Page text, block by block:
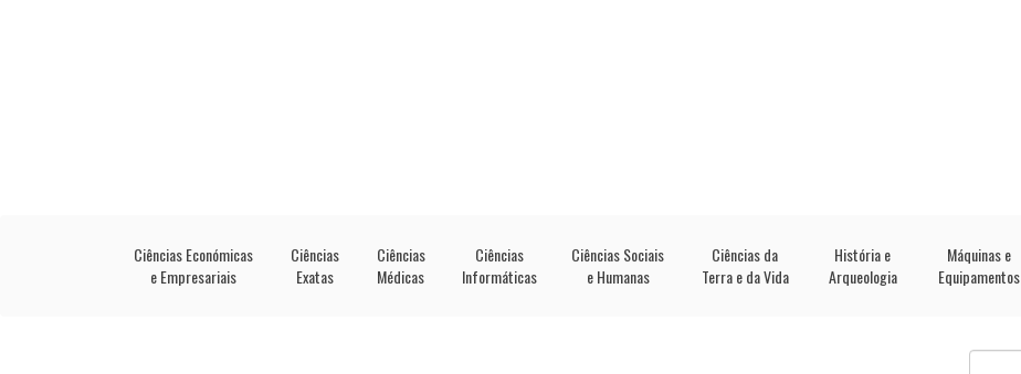
Ciências Económicas
e Empresariais
Ciências
Exatas
Ciências
Médicas
Ciências
Informáticas
Ciências Sociais
e Humanas
Ciências da
Terra e da Vida
História e
Arqueologia
Máquinas e
Equipamentos